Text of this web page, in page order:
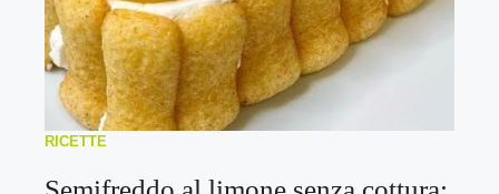
RICETTE